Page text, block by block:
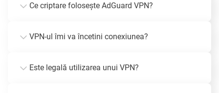
Ce criptare folosește AdGuard VPN?
VPN-ul îmi va încetini conexiunea?
Este legală utilizarea unui VPN?